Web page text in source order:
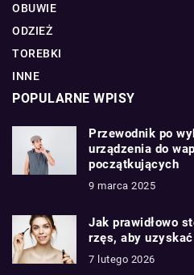
OBUWIE
ODZIEŻ
TOREBKI
INNE
POPULARNE WPISY
Przewodnik po
urządzenia do
początkujących
9 marca 2025
Jak prawidłowo
rzęs, aby
7 lutego 2026